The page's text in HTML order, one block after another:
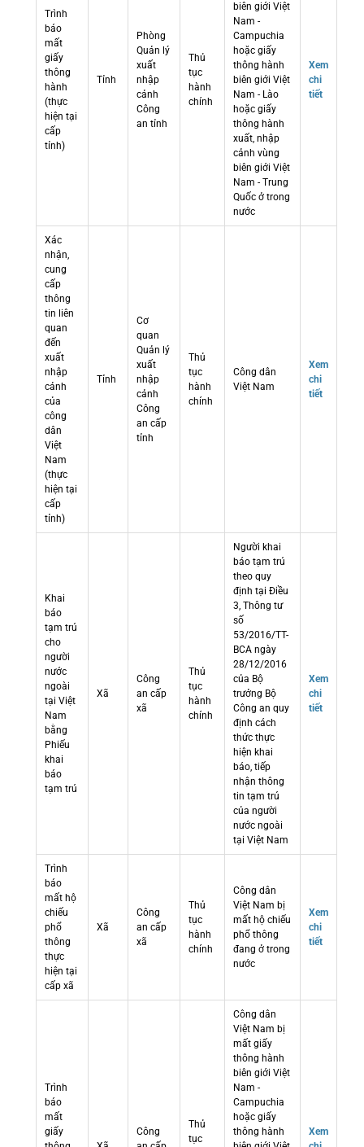
Trình
báo
mất
giấy
thông
hành
(thực
hiện tại
cấp
tỉnh)
Tỉnh
Phòng
Quản lý
xuất
nhập
cảnh
Công
an tỉnh
Thủ
tục
hành
chính
biên giới Việt
Nam -
Campuchia
hoặc giấy
thông hành
biên giới Việt
Nam - Lào
hoặc giấy
thông hành
xuất, nhập
cảnh vùng
biên giới Việt
Nam - Trung
Quốc ở trong
nước
Xem
chi
tiết
Xác
nhận,
cung
cấp
thông
tin liên
quan
đến
xuất
nhập
cảnh
của
công
dân
Việt
Nam
(thực
hiện tại
cấp
tỉnh)
Tỉnh
Cơ
quan
Quản lý
xuất
nhập
cảnh
Công
an cấp
tỉnh
Thủ
tục
hành
chính
Công dân
Việt Nam
Xem
chi
tiết
Khai
báo
tạm trú
cho
người
nước
ngoài
tại Việt
Nam
bằng
Phiếu
khai
báo
tạm trú
Xã
Công
an cấp
xã
Thủ
tục
hành
chính
Người khai
báo tạm trú
theo quy
định tại Điều
3, Thông tư
số
53/2016/TT-
BCA ngày
28/12/2016
của Bộ
trưởng Bộ
Công an quy
định cách
thức thực
hiện khai
báo, tiếp
nhận thông
tin tạm trú
của người
nước ngoài
tại Việt Nam
Xem
chi
tiết
Trình
báo
mất hộ
chiếu
phổ
thông
thực
hiện tại
cấp xã
Xã
Công
an cấp
xã
Thủ
tục
hành
chính
Công dân
Việt Nam bị
mất hộ chiếu
phổ thông
đang ở trong
nước
Xem
chi
tiết
Trình
báo
mất
giấy
Công
Thủ
tục
Công dân
Việt Nam bị
mất giấy
thông hành
biên giới Việt
Nam -
Campuchia
hoặc giấy
thông hành
Xem